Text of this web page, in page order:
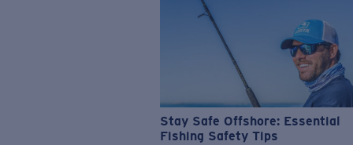
Stay Safe Offshore: Essential
Fishing Safety Tips